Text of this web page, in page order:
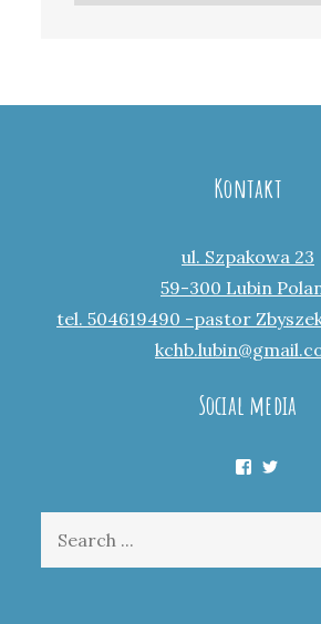
Kontakt
ul. Szpakowa 23
59-300 Lubin
tel. 504619490 -pastor
Social media
Facebook